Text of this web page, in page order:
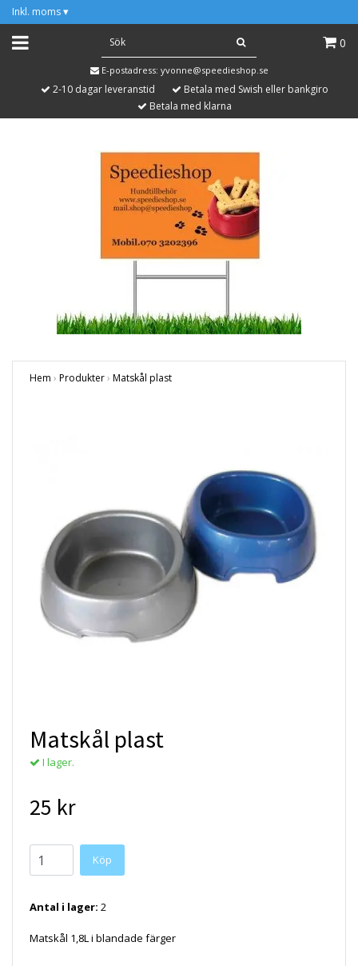
Inkl. moms ▾
0
E-postadress: yvonne@speedieshop.se
2-10 dagar leveranstid
Betala med Swish eller bankgiro
Betala med klarna
Hem › Produkter› Matskål plast
Matskål plast
I lager.
25 kr
Köp
Antal i lager: 2
Matskål 1,8L i blandade färger